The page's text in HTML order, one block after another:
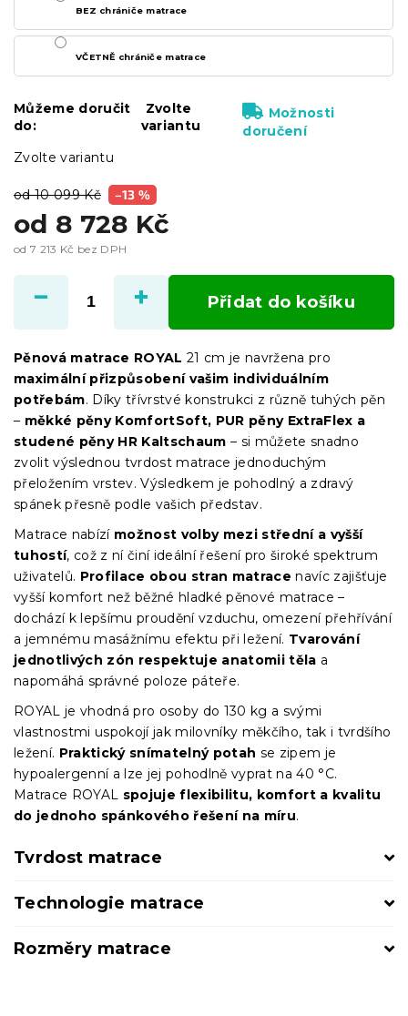
od 10 099 Kč –13 %
od 8 728 Kč
od 7 213 Kč bez DPH
cena:
Zvolte variantu
BEZ chrániče matrace
VČETNĚ chrániče matrace
Můžeme doručit
do:
Zvolte
variantu
Možnosti
doručení
Přidat do košíku
Pěnová matrace ROYAL 21 cm je navržena pro
maximální přizpůsobení vašim individuálním
potřebám. Díky třívrstvé konstrukci z různě tuhých pěn
– měkké pěny KomfortSoft, PUR pěny ExtraFlex a
studené pěny HR Kaltschaum – si můžete snadno
zvolit výslednou tvrdost matrace jednoduchým
přeložením vrstev. Výsledkem je pohodlný a zdravý
spánek přesně podle vašich představ.
Matrace nabízí možnost volby mezi střední a vyšší
tuhostí, což z ní činí ideální řešení pro široké spektrum
uživatelů. Profilace obou stran matrace navíc zajišťuje
vyšší komfort než běžné hladké pěnové matrace –
dochází k lepšímu proudění vzduchu, omezení přehřívání
a jemnému masážnímu efektu při ležení. Tvarování
jednotlivých zón respektuje anatomii těla a
napomáhá správné poloze páteře.
ROYAL je vhodná pro osoby do 130 kg a svými
vlastnostmi uspokojí jak milovníky měkčího, tak i tvrdšího
ležení. Praktický snímatelný potah se zipem je
hypoalergenní a lze jej pohodlně vyprat na 40 °C.
Matrace ROYAL spojuje flexibilitu, komfort a kvalitu
do jednoho spánkového řešení na míru.
Tvrdost matrace
Technologie matrace
Rozměry matrace